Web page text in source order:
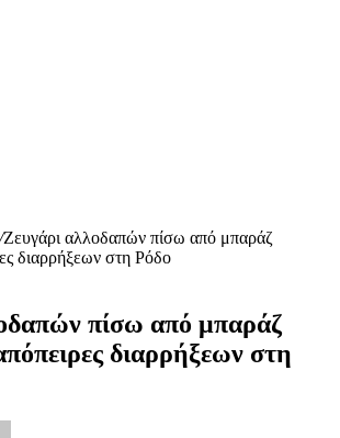
/Ζευγάρι αλλοδαπών πίσω από μπαράζ
διαρρήξεων στη Ρόδο
πίσω από μπαράζ
διαρρήξεων στη